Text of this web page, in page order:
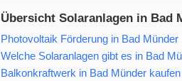
Übersicht Solaranlagen in Bad
Photovoltaik Förderung in Bad Münder
Welche Solaranlagen gibt es in Bad
Balkonkraftwerk in Bad Münder kaufen